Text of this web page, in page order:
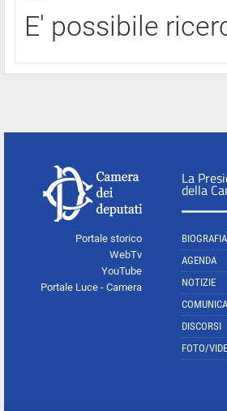
E' possibile
Portale storico
WebTv
YouTube
Portale Luce - Camera
La
della
BIOGRAFIA
AGENDA
NOTIZIE
DISCORSI
FOTO/